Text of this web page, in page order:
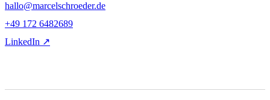
hallo@marcelschroeder.de
+49 172 6482689
LinkedIn ↗